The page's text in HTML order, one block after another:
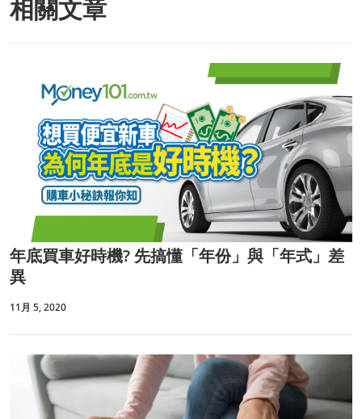
相關文章
年底買車好時機? 先搞懂「年份」與「年式」差
異
11月 5, 2020